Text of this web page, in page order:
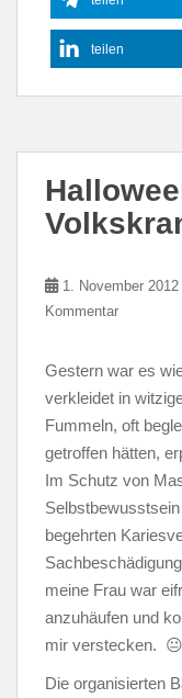
teilen
1. November 2012
Kommentar
Gestern war es
verkleidet in
Fummeln, oft
getroffen hätten,
Im Schutz von
begehrten
meine Frau war
anzuhäufen und
mir verstecken. 😐
Die organisierten